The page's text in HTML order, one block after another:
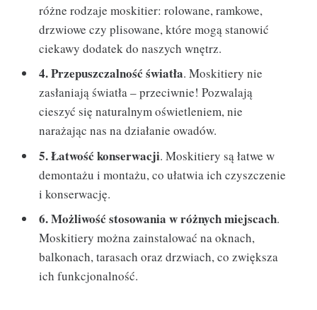
różne rodzaje moskitier: rolowane, ramkowe,
drzwiowe czy plisowane, które mogą stanowić
ciekawy dodatek do naszych wnętrz.
4. Przepuszczalność światła. Moskitiery nie
zasłaniają światła – przeciwnie! Pozwalają
cieszyć się naturalnym oświetleniem, nie
narażając nas na działanie owadów.
5. Łatwość konserwacji. Moskitiery są łatwe w
demontażu i montażu, co ułatwia ich czyszczenie
i konserwację.
6. Możliwość stosowania w różnych miejscach.
Moskitiery można zainstalować na oknach,
balkonach, tarasach oraz drzwiach, co zwiększa
ich funkcjonalność.